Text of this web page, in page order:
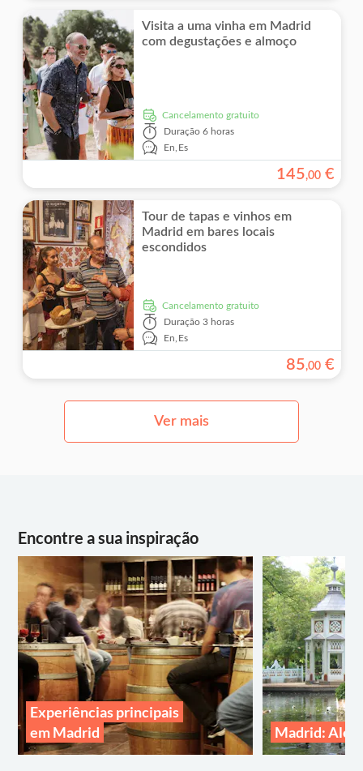
Visita a uma vinha em Madrid
com degustações e almoço
Cancelamento gratuito
Duração 6 horas
En,Es
145,00 €
Tour de tapas e vinhos em
Madrid em bares locais
escondidos
Cancelamento gratuito
Duração 3 horas
En,Es
85,00 €
Ver mais
Encontre a sua inspiração
Experiências principais
em Madrid
Madrid: